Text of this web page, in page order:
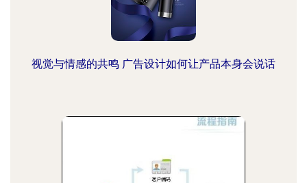
视觉与情感的共鸣 广告设计如何让产品本身会说话